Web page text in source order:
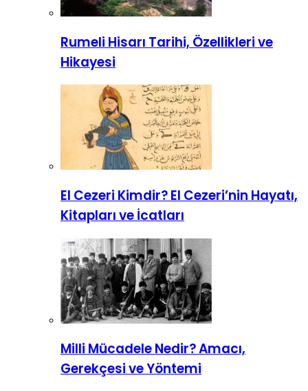
Rumeli Hisarı Tarihi, Özellikleri ve
Hikayesi
El Cezeri Kimdir? El Cezeri’nin Hayatı,
Kitapları ve İcatları
Milli Mücadele Nedir? Amacı,
Gerekçesi ve Yöntemi